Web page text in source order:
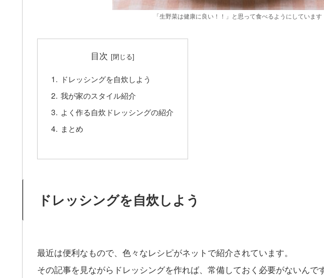
「生野菜は健康に良い！！」と思って食べるようにしています
目次
ドレッシングを自炊しよう
我が家のスタイル紹介
よく作る自炊ドレッシングの紹介
まとめ
ドレッシングを自炊しよう
最近は便利なもので、色々なレシピがネットで紹介されています。
その記事を見ながらドレッシングを作れば、常備しておく必要がないんです